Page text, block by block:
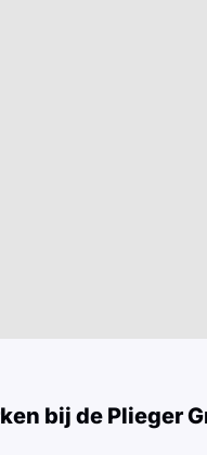
bij de Plieger